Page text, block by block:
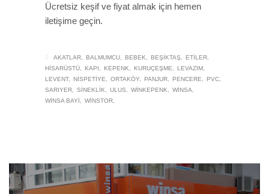
Ücretsiz keşif ve fiyat almak için hemen
iletişime geçin.
AKATLAR BALMUMCU BEBEK BEŞIKTAŞ
ETILER
HISARÜSTÜ
KAPI KEPENK KURUÇEŞME
LEVAZIM
LEVENT
NISPETIYE ORTAKÖY PANJUR PENCERE
PVC
SARIYER
SINEKLIK ULUS WINKEPENK
WINSA
WINSA BAYI
WINSTOR